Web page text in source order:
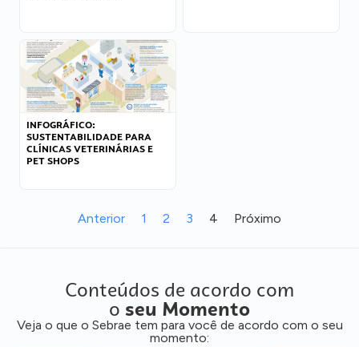
INFOGRÁFICO:
SUSTENTABILIDADE PARA
CLÍNICAS VETERINÁRIAS E
PET SHOPS
Anterior 1 2 3 4 Próximo
Conteúdos de acordo com
o seu Momento
Veja o que o Sebrae tem para você de acordo com o seu
momento: